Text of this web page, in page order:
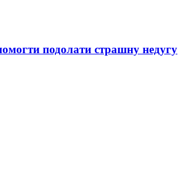
подолати страшну недугу